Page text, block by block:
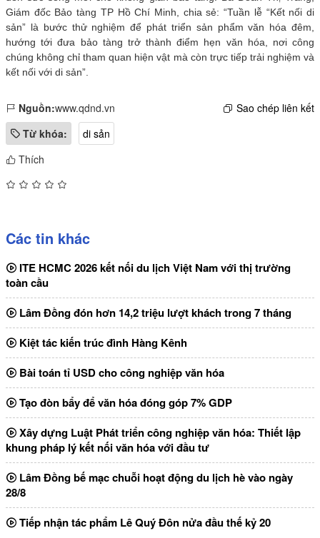
Giám đốc Bảo tàng TP Hồ Chí Minh, chia sẻ: “Tuần lễ “Kết nối di
sản” là bước thử nghiệm để phát triển sản phẩm văn hóa đêm,
hướng tới đưa bảo tàng trở thành điểm hẹn văn hóa, nơi công
chúng không chỉ tham quan hiện vật mà còn trực tiếp trải nghiệm và
kết nối với di sản”.
Nguồn:www.qdnd.vn
Sao chép liên kết
Từ khóa:
di sản
Thích
Các tin khác
ITE HCMC 2026 kết nối du lịch Việt Nam với thị trường
toàn cầu
Lâm Đồng đón hơn 14,2 triệu lượt khách trong 7 tháng
Kiệt tác kiến trúc đình Hàng Kênh
Bài toán tỉ USD cho công nghiệp văn hóa
Tạo đòn bẩy để văn hóa đóng góp 7% GDP
Xây dựng Luật Phát triển công nghiệp văn hóa: Thiết lập
khung pháp lý kết nối văn hóa với đầu tư
Lâm Đồng bế mạc chuỗi hoạt động du lịch hè vào ngày
28/8
Tiếp nhận tác phẩm Lê Quý Đôn nửa đầu thế kỷ 20